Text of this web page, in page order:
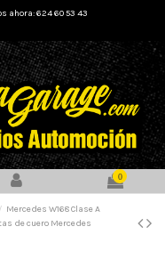
ahora: 624 60 53 43
0
Mercedes W168 Clase A
de cuero Mercedes